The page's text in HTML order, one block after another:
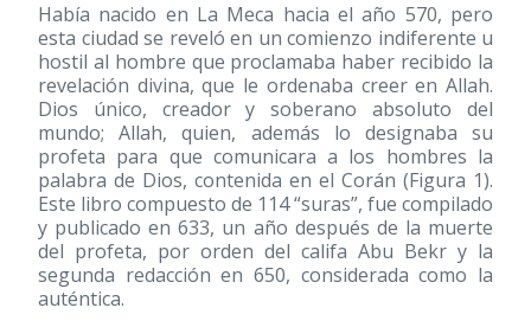
Había nacido en La Meca hacia el año 570, pero
esta ciudad se reveló en un comienzo indiferente u
hostil al hombre que proclamaba haber recibido la
revelación divina, que le ordenaba creer en Allah.
Dios único, creador y soberano absoluto del
mundo; Allah, quien, además lo designaba su
profeta para que comunicara a los hombres la
palabra de Dios, contenida en el Corán (Figura 1).
Este libro compuesto de 114 “suras”, fue compilado
y publicado en 633, un año después de la muerte
del profeta, por orden del califa Abu Bekr y la
segunda redacción en 650, considerada como la
auténtica.